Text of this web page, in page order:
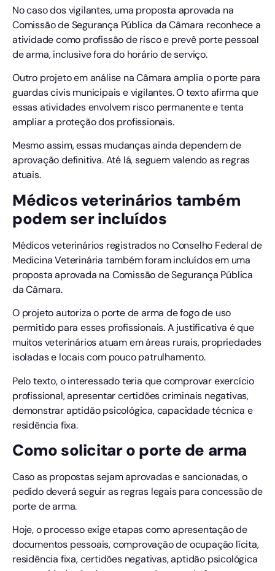
No caso dos vigilantes, uma proposta aprovada na
Comissão de Segurança Pública da Câmara reconhece a
atividade como profissão de risco e prevê porte pessoal
de arma, inclusive fora do horário de serviço.
Outro projeto em análise na Câmara amplia o porte para
guardas civis municipais e vigilantes. O texto afirma que
essas atividades envolvem risco permanente e tenta
ampliar a proteção dos profissionais.
Mesmo assim, essas mudanças ainda dependem de
aprovação definitiva. Até lá, seguem valendo as regras
atuais.
Médicos veterinários também
podem ser incluídos
Médicos veterinários registrados no Conselho Federal de
Medicina Veterinária também foram incluídos em uma
proposta aprovada na Comissão de Segurança Pública
da Câmara.
O projeto autoriza o porte de arma de fogo de uso
permitido para esses profissionais. A justificativa é que
muitos veterinários atuam em áreas rurais, propriedades
isoladas e locais com pouco patrulhamento.
Pelo texto, o interessado teria que comprovar exercício
profissional, apresentar certidões criminais negativas,
demonstrar aptidão psicológica, capacidade técnica e
residência fixa.
Como solicitar o porte de arma
Caso as propostas sejam aprovadas e sancionadas, o
pedido deverá seguir as regras legais para concessão de
porte de arma.
Hoje, o processo exige etapas como apresentação de
documentos pessoais, comprovação de ocupação lícita,
residência fixa, certidões negativas, aptidão psicológica